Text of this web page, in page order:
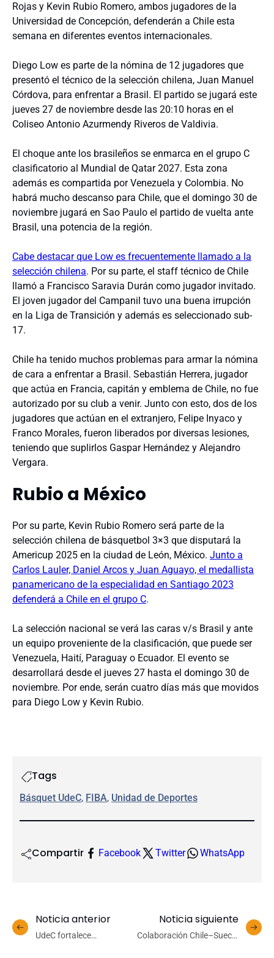
Rojas y Kevin Rubio Romero, ambos jugadores de la
Universidad de Concepción, defenderán a Chile esta
semana en diferentes eventos internacionales.
Diego Low es parte de la nómina de 12 jugadores que
presentó el técnico de la selección chilena, Juan Manuel
Córdova, para enfrentar a Brasil. El partido se jugará este
jueves 27 de noviembre desde las 20:10 horas en el
Coliseo Antonio Azurmendy Riveros de Valdivia.
El choque ante los brasileños se enmarca en el grupo C
clasificatorio al Mundial de Qatar 2027. Esta zona
además es compartida por Venezuela y Colombia. No
habrá mucho descanso para Chile, que el domingo 30 de
noviembre jugará en Sao Paulo el partido de vuelta ante
Brasil, una potencia de la región.
Cabe destacar que Low es frecuentemente llamado a la
selección chilena. Por su parte, el staff técnico de Chile
llamó a Francisco Saravia Durán como jugador invitado.
El joven jugador del Campanil tuvo una buena irrupción
en la Liga de Transición y además es seleccionado sub-
17.
Chile ha tenido muchos problemas para armar la nómina
de cara a enfrentar a Brasil. Sebastián Herrera, jugador
que actúa en Francia, capitán y emblema de Chile, no fue
autorizado por su club a venir. Junto con esto, dos de los
jugadores que actúan en el extranjero, Felipe Inyaco y
Franco Morales, fueron liberados por diversas lesiones,
teniendo que suplirlos Gaspar Hernández y Alejandro
Vergara.
Rubio a México
Por su parte, Kevin Rubio Romero será parte de la
selección chilena de básquetbol 3×3 que disputará la
Americup 2025 en la ciudad de León, México. Junto a
Carlos Lauler, Daniel Arcos y Juan Aguayo, el medallista
panamericano de la especialidad en Santiago 2023
defenderá a Chile en el grupo C.
La selección nacional se verá las caras v/s Brasil y ante
un equipo proveniente de la clasificación, que puede ser
Venezuela, Haití, Paraguay o Ecuador. El evento se
desarrollará desde el jueves 27 hasta el domingo 30 de
noviembre. Por ende, serán cuatro días más que movidos
para Diego Low y Kevin Rubio.
Tags
Básquet UdeC, FIBA, Unidad de Deportes
Compartir Facebook Twitter WhatsApp
Noticia anterior
UdeC fortalece
Noticia siguiente
Colaboración Chile–Suecia